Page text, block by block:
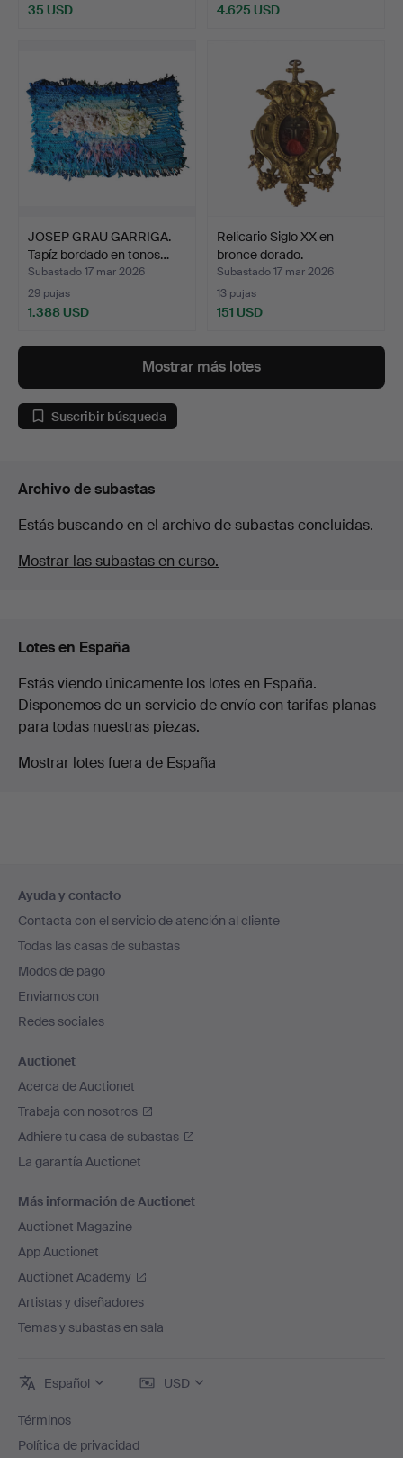
35 USD 4.625 USD
JOSEP GRAU GARRIGA.
Tapíz bordado en tonos…
Subastado 17 mar 2026
29 pujas
1.388 USD
Relicario Siglo XX en
bronce dorado.
Subastado 17 mar 2026
13 pujas
151 USD
Mostrar más lotes
Suscribir búsqueda
Archivo de subastas
Estás buscando en el archivo de subastas concluidas.
Mostrar las subastas en curso.
Lotes en España
Estás viendo únicamente los lotes en España.
Disponemos de un servicio de envío con tarifas planas
para todas nuestras piezas.
Mostrar lotes fuera de España
en
el
pie
de
página
Ayuda y contacto
Contacta con el servicio de atención al cliente
Todas las casas de subastas
Modos de pago
Enviamos con
Redes sociales
Auctionet
Acerca de Auctionet
Trabaja con nosotros
Adhiere tu casa de subastas
La garantía Auctionet
Más información de Auctionet
Auctionet Magazine
App Auctionet
Auctionet Academy
Artistas y diseñadores
Temas y subastas en sala
Español USD
Términos
Política de privacidad